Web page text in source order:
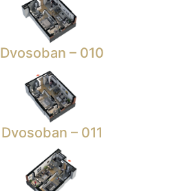
Dvosoban – 010
Dvosoban – 011